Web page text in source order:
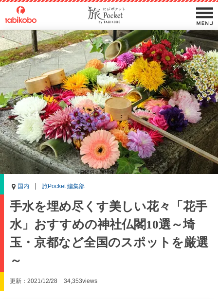
国内 旅Pocket 編集部
手水を埋め尽くす美しい花々「花手
水」おすすめの神社仏閣10選～埼
玉・京都など全国のスポットを厳選
～
更新：2021/12/28 34,353views